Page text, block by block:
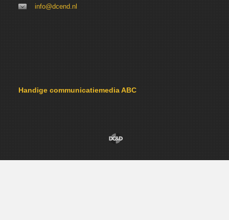
info@dcend.nl
Handige communicatiemedia ABC